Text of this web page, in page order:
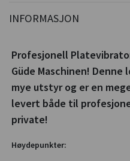
INFORMASJON
Profesjonell
Güde Maschinen!
mye utstyr og er en
levert både til
private!
Høydepunkter: